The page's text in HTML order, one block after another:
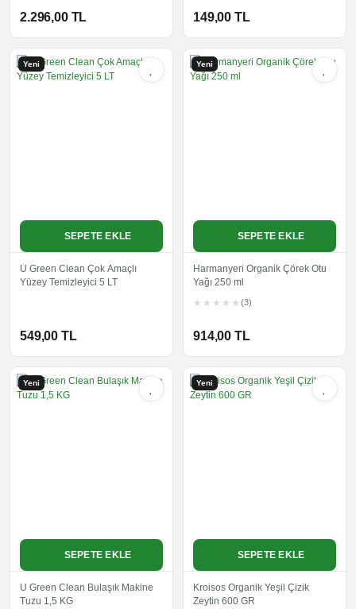
2.296,00 TL 149,00 TL
Yeni
SEPETE EKLE
U Green Clean Çok Amaçlı
Yüzey Temizleyici 5 LT
549,00 TL
Yeni
SEPETE EKLE
Harmanyeri Organik Çörek Otu
Yağı 250 ml
914,00 TL
(3)
Yeni
SEPETE EKLE
U Green Clean Bulaşık Makine
Tuzu 1,5 KG
Yeni
SEPETE EKLE
Kroisos Organik Yeşil Çizik
Zeytin 600 GR